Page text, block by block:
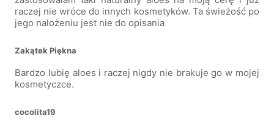
raczej nie wróce do innych kosmetyków. Ta świeżość po
jego nalożeniu jest nie do opisania
Zakątek Piękna
Bardzo lubię aloes i raczej nigdy nie brakuje go w mojej
kosmetyczce.
cocolita19